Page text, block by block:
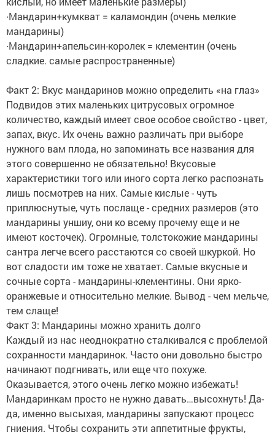
∙Мандарин+кумкват = каламондин (очень мелкие
мандарины)
∙Мандарин+апельсин-королек = клементин (очень
сладкие. самые распространенные)
Факт 2: Вкус мандаринов можно определить «на глаз»
Подвидов этих маленьких цитрусовых огромное
количество, каждый имеет свое особое свойство - цвет,
запах, вкус. Их очень важно различать при выборе
нужного вам плода, но запоминать все названия для
этого совершенно не обязательно! Вкусовые
характеристики того или иного сорта легко распознать
лишь посмотрев на них. Самые кислые - чуть
приплюснутые, чуть послаще - средних размеров (это
мандарины уншиу, они ко всему прочему еще и не
имеют косточек). Огромные, толстокожие мандарины
сантра легче всего расстаются со своей шкуркой. Но
вот сладости им тоже не хватает. Самые вкусные и
сочные сорта - мандарины-клементины. Они ярко-
оранжевые и относительно мелкие. Вывод - чем мельче,
тем слаще!
Факт 3: Мандарины можно хранить долго
Каждый из нас неоднократно сталкивался с проблемой
сохранности мандаринок. Часто они довольно быстро
начинают подгнивать, или еще что похуже.
Оказывается, этого очень легко можно избежать!
Мандаринкам просто не нужно давать…высохнуть! Да-
да, именно высыхая, мандарины запускают процесс
гниения. Чтобы сохранить эти аппетитные фрукты,